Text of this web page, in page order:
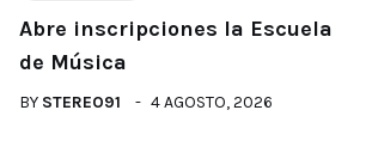
Abre inscripciones la Escuela
de Música
BY STEREO91 4 AGOSTO, 2026